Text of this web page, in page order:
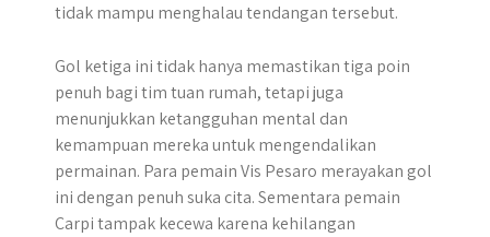
tidak mampu menghalau tendangan tersebut.
Gol ketiga ini tidak hanya memastikan tiga poin
penuh bagi tim tuan rumah, tetapi juga
menunjukkan ketangguhan mental dan
kemampuan mereka untuk mengendalikan
permainan. Para pemain Vis Pesaro merayakan gol
ini dengan penuh suka cita. Sementara pemain
Carpi tampak kecewa karena kehilangan